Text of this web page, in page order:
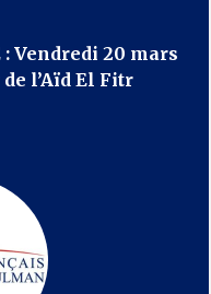
: Vendredi 20 mars
l’Aïd El Fitr